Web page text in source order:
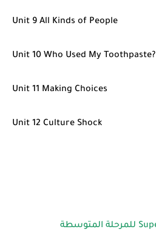
Unit 9 All Kinds of People
Unit 10 Who Used My Toothpaste?
Unit 11 Making Choices
Unit 12 Culture Shock